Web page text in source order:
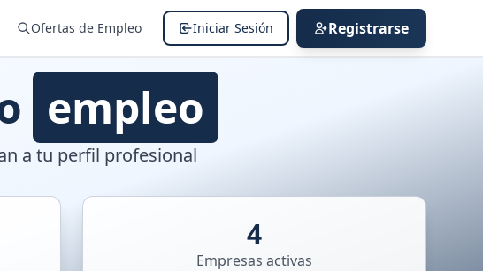
Ofertas de Empleo Iniciar Sesión Registrarse
empleo
a tu perfil profesional
4
Empresas activas